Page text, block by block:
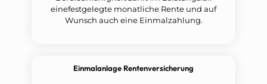
einefestgelegte monatliche Rente und auf
Wunsch auch eine Einmalzahlung.
Einmalanlage Rentenversicherung